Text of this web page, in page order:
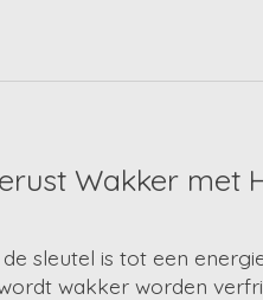
Wakker
sleutel is tot een
wakker worden